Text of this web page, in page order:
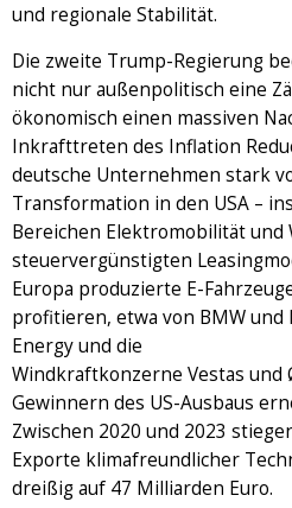
und regionale Stabilität.
Die zweite Trump-Regierung
nicht nur außenpolitisch eine
ökonomisch einen massiven
Inkrafttreten des Inflation
deutsche Unternehmen stark
Transformation in den USA –
Bereichen Elektromobilität und
steuervergünstigten
Europa produzierte E-
profitieren, etwa von BMW und
Energy und die
Windkraftkonzerne Vestas
Gewinnern des US-Ausbaus
Zwischen 2020 und 2023
Exporte klimafreundlicher
dreißig auf 47 Milliarden Euro.